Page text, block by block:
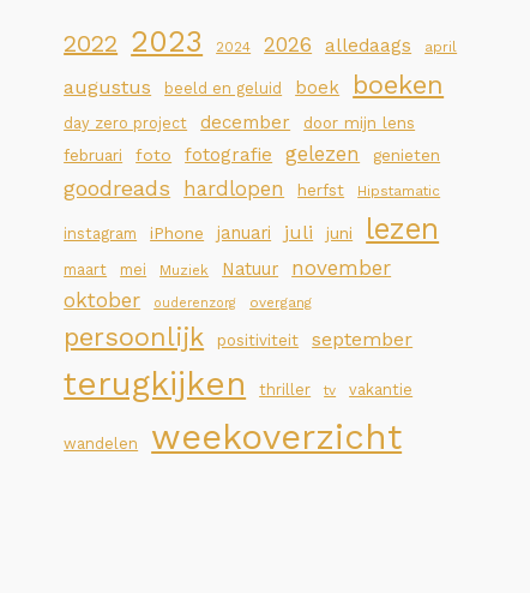
2022 2023 2024 2026 alledaags april
augustus beeld en geluid boek boeken
day zero project december
door mijn lens
februari
foto fotografie gelezen genieten
goodreads hardlopen herfst Hipstamatic
instagram iPhone januari juli juni lezen
maart mei Muziek Natuur
november
oktober
ouderenzorg overgang
persoonlijk positiviteit september
terugkijken thriller tv vakantie
wandelen weekoverzicht